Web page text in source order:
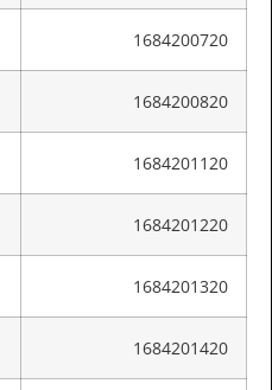
1684200720
1684200820
1684201120
1684201220
1684201320
1684201420